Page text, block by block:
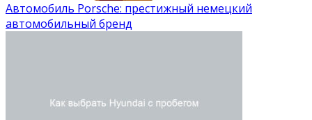
Автомобиль Porsche: престижный немецкий
автомобильный бренд